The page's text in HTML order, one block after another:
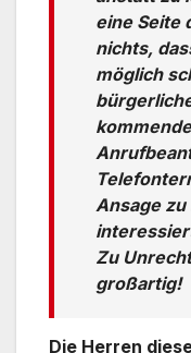
eine Seite
nichts,
möglich
Ansage zu
Zu
großartig!
Die Herren